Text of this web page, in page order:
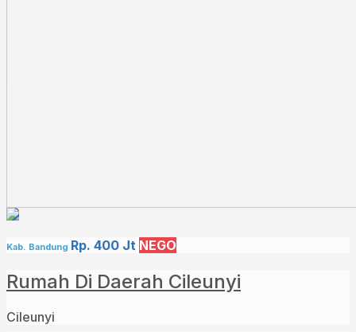
Kab. Bandung Rp. 400 Jt NEGO
Rumah Di Daerah Cileunyi
Cileunyi